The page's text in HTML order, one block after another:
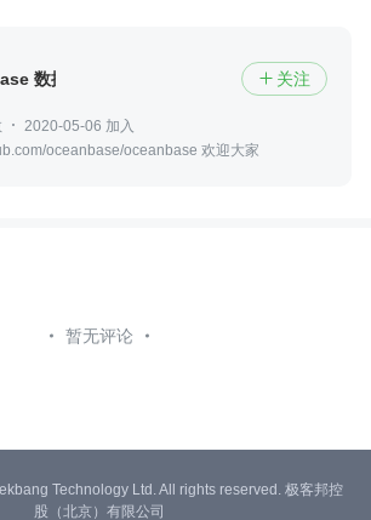
数据库  关注
2020-05-06 加入
oceanbase/oceanbase 欢迎大家
暂无评论
Technology Ltd. All rights reserved. 极客邦控
股（北京）有限公司